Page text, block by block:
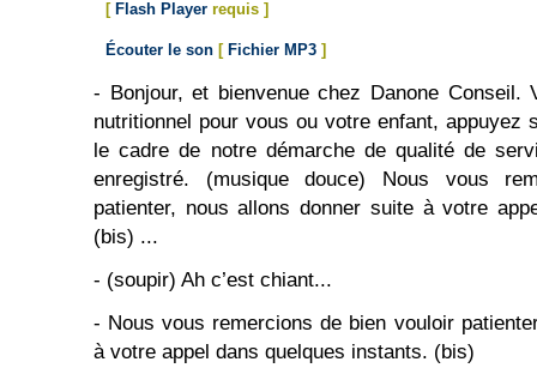
[ Flash Player requis ]
Écouter le son [ Fichier MP3 ]
- Bonjour, et bienvenue chez Danone Conseil.
nutritionnel pour vous ou votre enfant, appuyez
le cadre de notre démarche de qualité de
enregistré. (musique douce) Nous vous
patienter, nous allons donner suite à votre
(bis) ...
- (soupir) Ah c’est chiant...
- Nous vous remercions de bien vouloir
à votre appel dans quelques instants. (bis)